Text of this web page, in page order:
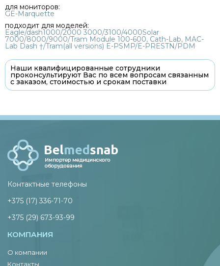
для мониторов:
GE-Marquette
подходит для моделей:
Eagle/dash1000/2000 3000/3100/4000Solar
7000/8000/9000/Tram Module 100-600, Cath-Lab, MAC-
Lab Dash †/Tram(all versions) E-PSMP/E-PRESTN/PDM
Наши квалифицированные сотрудники
проконсультируют Вас по всем вопросам связанным
с заказом, стоимостью и срокам поставки
Контактные телефоны
+375 (17) 336-71-70
+375 (29) 673-93-99
КОМПАНИЯ
О компании
Контакты